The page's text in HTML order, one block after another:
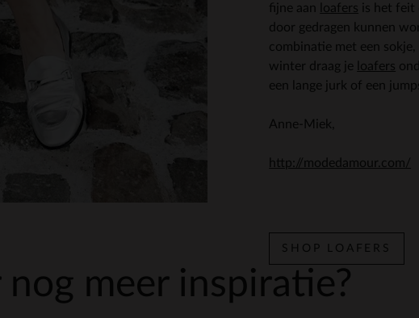
fijne aan
loafers is het feit
door gedragen kunnen
combinatie met een
winter draag je
loafers
een lange jurk of een
Anne-Miek,
http://modedamour.com/
SHOP LOAFERS
nog meer inspiratie?